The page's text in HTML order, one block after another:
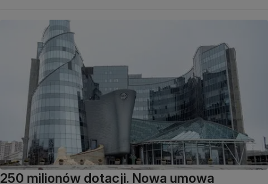
250 milionów dotacji. Nowa umowa